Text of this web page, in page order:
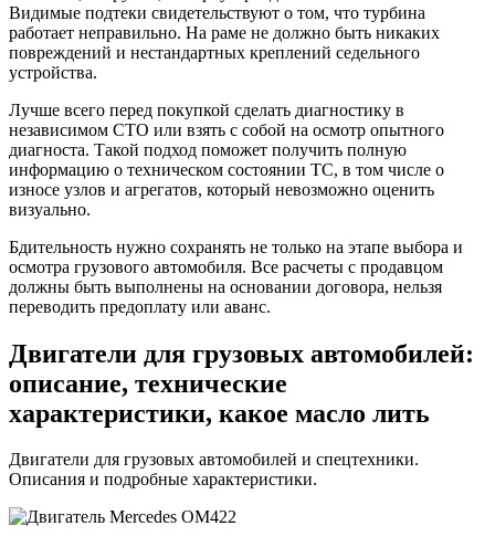
Видимые подтеки свидетельствуют о том, что турбина
работает неправильно. На раме не должно быть никаких
повреждений и нестандартных креплений седельного
устройства.
Лучше всего перед покупкой сделать диагностику в
независимом СТО или взять с собой на осмотр опытного
диагноста. Такой подход поможет получить полную
информацию о техническом состоянии ТС, в том числе о
износе узлов и агрегатов, который невозможно оценить
визуально.
Бдительность нужно сохранять не только на этапе выбора и
осмотра грузового автомобиля. Все расчеты с продавцом
должны быть выполнены на основании договора, нельзя
переводить предоплату или аванс.
Двигатели для грузовых автомобилей:
описание, технические
характеристики, какое масло лить
Двигатели для грузовых автомобилей и спецтехники.
Описания и подробные характеристики.